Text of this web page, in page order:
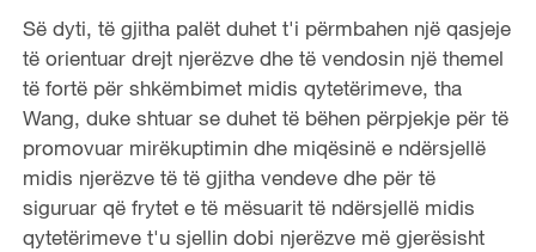
Së dyti, të gjitha palët duhet t'i përmbahen një qasjeje
të orientuar drejt njerëzve dhe të vendosin një themel
të fortë për shkëmbimet midis qytetërimeve, tha
Wang, duke shtuar se duhet të bëhen përpjekje për të
promovuar mirëkuptimin dhe miqësinë e ndërsjellë
midis njerëzve të të gjitha vendeve dhe për të
siguruar që frytet e të mësuarit të ndërsjellë midis
qytetërimeve t'u sjellin dobi njerëzve më gjerësisht